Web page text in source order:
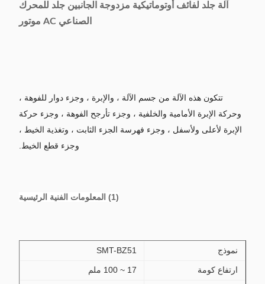
آلة جلد لفائف أوتوماتيكية مزدوجة الجانبين جلد للمحرك
الصناعي AC موتور
تتكون هذه الآلة من جسم الآلة ، والإبرة ، وجزء دوار للفوهة ،
وحركة الإبرة الأمامية والخلفية ، وجزء تأرجح الفوهة ، وجزء حركة
الإبرة لأعلى ولأسفل ، وجزء فهرسة الجزء الثابت ، وتغذية الخيط ،
وجزء قطع الخيط.
(1) المعلومات الفنية الرئيسية
نموذج SMT-BZ51
ارتفاع كومة 17 ~ 100 ملم